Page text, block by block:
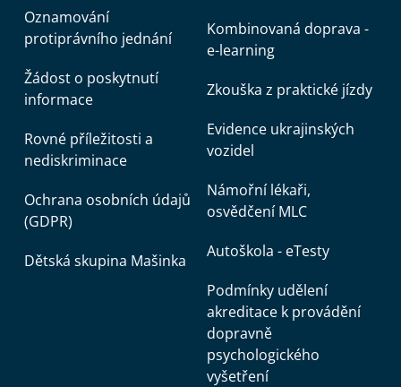
Oznamování
protiprávního jednání
Žádost o poskytnutí
informace
Rovné příležitosti a
nediskriminace
Ochrana osobních údajů
(GDPR)
Dětská skupina Mašinka
Kombinovaná doprava -
e-learning
Zkouška z praktické jízdy
Evidence ukrajinských
vozidel
Námořní lékaři,
osvědčení MLC
Autoškola - eTesty
Podmínky udělení
akreditace k provádění
dopravně
psychologického
vyšetření